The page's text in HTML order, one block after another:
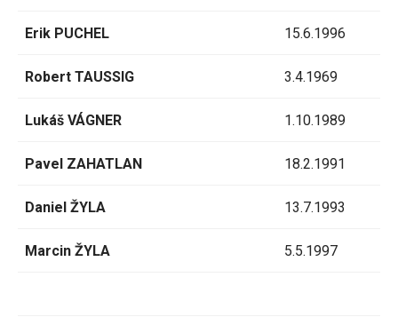
Erik PUCHEL 15.6.1996
Robert TAUSSIG 3.4.1969
Lukáš VÁGNER 1.10.1989
Pavel ZAHATLAN 18.2.1991
Daniel ŽYLA 13.7.1993
Marcin ŽYLA 5.5.1997